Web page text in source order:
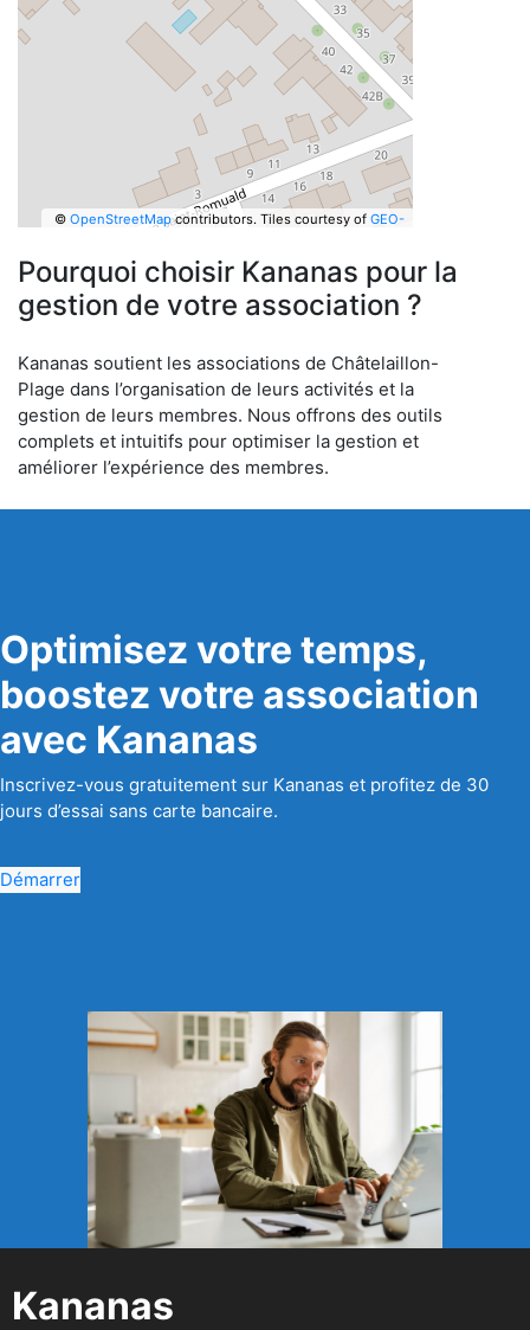
© OpenStreetMapcontributors. Tiles courtesy of GEO-
Pourquoi choisir Kananas pour la
gestion de votre association ?
Kananas soutient les associations de Châtelaillon-
Plage dans l’organisation de leurs activités et la
gestion de leurs membres. Nous offrons des outils
complets et intuitifs pour optimiser la gestion et
améliorer l’expérience des membres.
Optimisez votre temps,
boostez votre association
avec Kananas
Inscrivez-vous gratuitement sur Kananas et profitez de 30
jours d’essai sans carte bancaire.
Démarrer
Kananas